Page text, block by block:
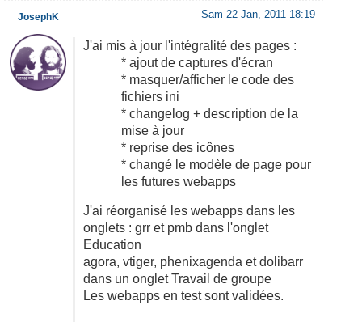
Sam 22 Jan, 2011 18:19
J'ai mis à jour l'intégralité des pages :
* ajout de captures d'écran
* masquer/afficher le code des
fichiers ini
* changelog + description de la
mise à jour
* reprise des icônes
* changé le modèle de page pour
les futures webapps
J'ai réorganisé les webapps dans les
onglets : grr et pmb dans l'onglet
Education
agora, vtiger, phenixagenda et dolibarr
dans un onglet Travail de groupe
Les webapps en test sont validées.
JosephK